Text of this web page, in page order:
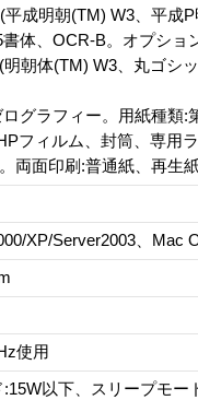
成明朝(TM) W3、平成
体、OCR-B。オプシ
朝体(TM) W3、丸ゴシ
グラフィー。用紙種類
フィルム、封筒、専用
両面印刷:普通紙、再生
XP/Server2003、Mac
使用
以下、スリープモー